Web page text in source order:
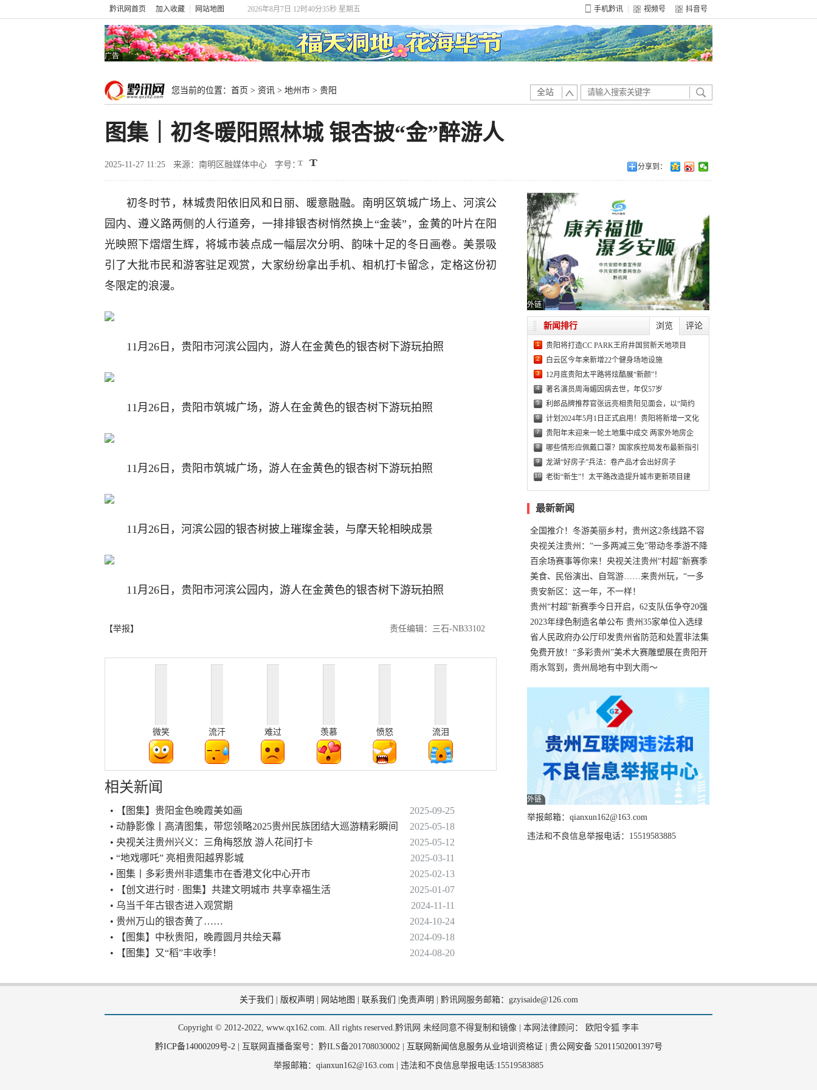
黔讯网首页 加入收藏 网站地图 2026年8月7日 12时40分36秒 星期五 手机黔讯 视频号 抖音号
广告
您当前的位置： 首页 > 资讯 > 地州市 > 贵阳 全站
图集｜初冬暖阳照林城 银杏披“金”醉游人
2025-11-27 11:25 来源：南明区融媒体中心 字号： 分享到：
初冬时节，林城贵阳依旧风和日丽、暖意融融。南明区筑城广场上、河滨公
园内、遵义路两侧的人行道旁，一排排银杏树悄然换上“金装”，金黄的叶片在阳
光映照下熠熠生辉，将城市装点成一幅层次分明、韵味十足的冬日画卷。美景吸
引了大批市民和游客驻足观赏，大家纷纷拿出手机、相机打卡留念，定格这份初
冬限定的浪漫。
11月26日，贵阳市河滨公园内，游人在金黄色的银杏树下游玩拍照
11月26日，贵阳市筑城广场，游人在金黄色的银杏树下游玩拍照
11月26日，贵阳市筑城广场，游人在金黄色的银杏树下游玩拍照
11月26日，河滨公园的银杏树披上璀璨金装，与摩天轮相映成景
11月26日，贵阳市河滨公园内，游人在金黄色的银杏树下游玩拍照
【举报】 责任编辑：三石-NB33102
微笑 流汗 难过 羡慕 愤怒 流泪
相关新闻
• 【图集】贵阳金色晚霞美如画
2025-09-25
• 动静影像丨高清图集，带您领略2025贵州民族团结大巡游精彩瞬间
2025-05-18
• 央视关注贵州兴义：三角梅怒放 游人花间打卡
2025-05-12
• “地戏哪吒” 亮相贵阳越界影城
2025-03-11
• 图集丨多彩贵州非遗集市在香港文化中心开市
2025-02-13
• 【创文进行时 · 图集】共建文明城市 共享幸福生活
2025-01-07
• 乌当千年古银杏进入观赏期
2024-11-11
• 贵州万山的银杏黄了……
2024-10-24
• 【图集】中秋贵阳，晚霞圆月共绘天幕
2024-09-18
• 【图集】又“稻”丰收季！
2024-08-20
外链
浏览 评论
新闻排行
1 贵阳将打造CC PARK王府井国贸新天地项目
2 白云区今年来新增22个健身场地设施
3 12月底贵阳太平路将炫酷展“新颜”！
4 著名演员周海媚因病去世，年仅57岁
5 利郎品牌推荐官张远亮相贵阳见面会，以“简约
6 计划2024年5月1日正式启用！贵阳将新增一文化
7 贵阳年末迎来一轮土地集中成交 两家外地房企
8 哪些情形应佩戴口罩？国家疾控局发布最新指引
9 龙湖“好房子”兵法：卷产品才会出好房子
10 老街“新生”！太平路改造提升城市更新项目建
最新新闻
全国推介！冬游美丽乡村，贵州这2条线路不容
错过
央视关注贵州：“一多两减三免”带动冬季游不降
温
百余场赛事等你来！央视关注贵州“村超”新赛季
正式“打响”
美食、民俗演出、自驾游……来贵州玩，“一多
两减三免”！
贵安新区：这一年，不一样！
贵州“村超”新赛季今日开启，62支队伍争夺20强
名额
2023年绿色制造名单公布 贵州35家单位入选绿
色工厂
省人民政府办公厅印发贵州省防范和处置非法集
资工作实施细则
免费开放！“多彩贵州”美术大赛雕塑展在贵阳开
展，持续至1月19日
雨水驾到，贵州局地有中到大雨～
外链
举报邮箱：qianxun162@163.com
违法和不良信息举报电话：15519583885
关于我们 版权声明 网站地图 联系我们 免责声明 黔讯网服务邮箱：gzyisaide@126.com
Copyright © 2012-2022, www.qx162.com. All rights reserved.黔讯网 未经同意不得复制和镜像 | 本网法律顾问： 欧阳令狐 李丰
黔ICP备14000209号-2| 互联网直播备案号：黔ILS备201708030002 | 互联网新闻信息服务从业培训资格证 贵公网安备 52011502001397号
举报邮箱：qianxun162@163.com | 违法和不良信息举报电话:15519583885